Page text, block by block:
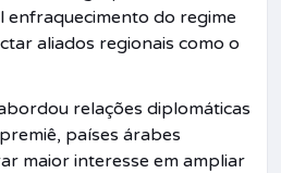
enfraquecimento do regime
aliados regionais como o
relações diplomáticas
países árabes
maior interesse em ampliar